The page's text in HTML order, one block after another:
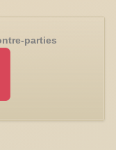
parties